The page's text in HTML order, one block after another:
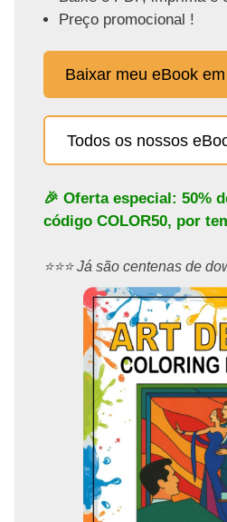
Preço promocional !
Baixar meu eBook
Todos os nossos
🎉 Oferta especial: 50%
código COLOR50, por
⭐️⭐️⭐️ Já são centenas de